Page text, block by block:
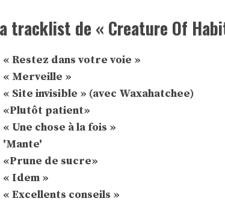
tracklist de « Creature Of
« Restez dans votre voie »
« Merveille »
« Site invisible » (avec Waxahatchee)
«Plutôt patient»
« Une chose à la fois »
'Mante'
«Prune de sucre»
« Idem »
« Excellents conseils »